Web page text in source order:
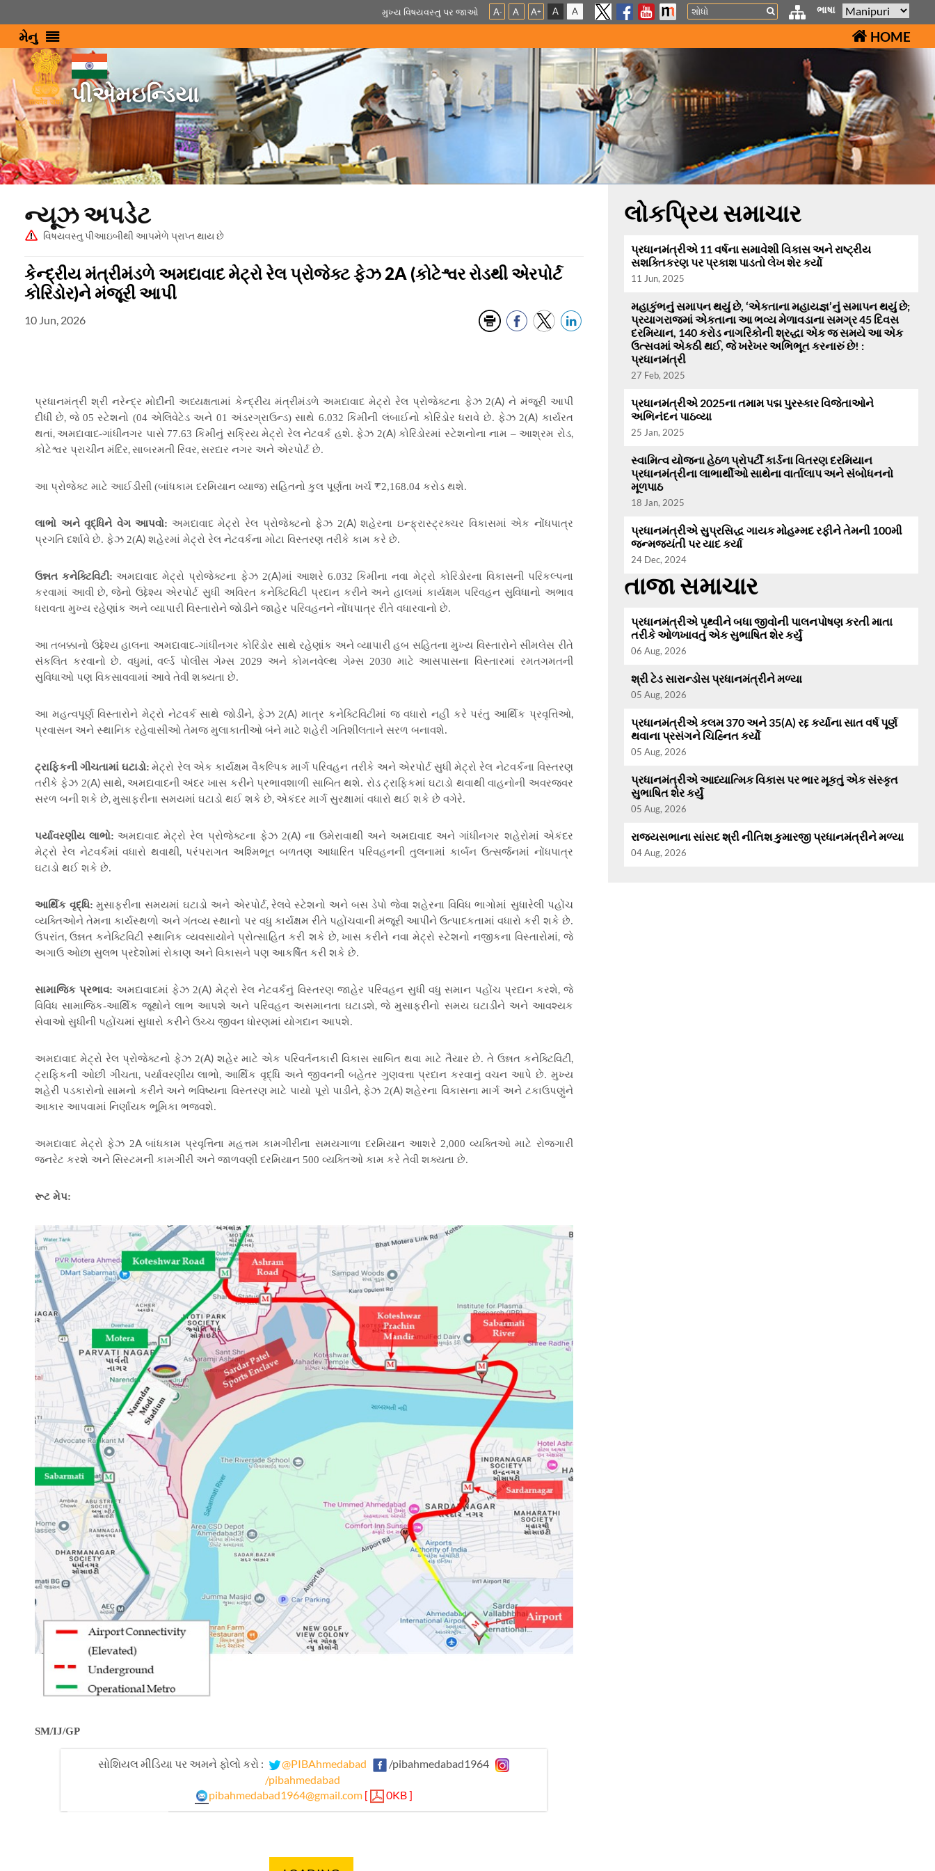
મુખ્ય વિષયવસ્તુ પર જાઓ A- A A+ A A Search ભાષા
મેનુ HOME
પીએમઇન્ડિયા
ન્યૂઝ અપડેટ
વિષયવસ્તુ પીઆઇબીથી આપમેળે પ્રાપ્ત થાય છે
કેન્દ્રીય મંત્રીમંડળે અમદાવાદ મેટ્રો રેલ પ્રોજેક્ટ ફેઝ 2A (કોટેશ્વર રોડથી એરપોર્ટ
કોરિડોર)ને મંજૂરી આપી
10 Jun, 2026
પ્રધાનમંત્રી શ્રી નરેન્દ્ર મોદીની અધ્યક્ષતામાં કેન્દ્રીય મંત્રીમંડળે અમદાવાદ મેટ્રો રેલ પ્રોજેક્ટના ફેઝ 2(A)ને મંજૂરી આપી
દીધી છે, જે 05 સ્ટેશનો (04 એલિવેટેડ અને 01 અંડરગ્રાઉન્ડ) સાથે 6.032 કિમીની લંબાઈનો કોરિડોર ધરાવે છે. ફેઝ 2(A) કાર્યરત
થતાં,અમદાવાદ-ગાંધીનગર પાસે 77.63 કિમીનું સક્રિય મેટ્રો રેલ નેટવર્ક હશે. ફેઝ 2(A)કોરિડોરમાં સ્ટેશનોના નામ – આશ્રમ રોડ,
કોટેશ્વર પ્રાચીન મંદિર,સાબરમતી રિવર,સરદાર નગર અને એરપોર્ટ છે.
આ પ્રોજેક્ટ માટે આઈડીસી (બાંધકામ દરમિયાન વ્યાજ) સહિતનો કુલ પૂર્ણતા ખર્ચ ₹2,168.04 કરોડ થશે.
લાભો અને વૃદ્ધિને વેગ આપવો: અમદાવાદ મેટ્રો રેલ પ્રોજેક્ટનો ફેઝ 2(A)શહેરના ઇન્ફ્રાસ્ટ્રક્ચર વિકાસમાં એક નોંધપાત્ર
પ્રગતિ દર્શાવે છે. ફેઝ 2(A) શહેરમાં મેટ્રો રેલ નેટવર્કના મોટા વિસ્તરણ તરીકે કામ કરે છે.
ઉન્નત કનેક્ટિવિટી: અમદાવાદ મેટ્રો પ્રોજેક્ટના ફેઝ 2(A)માં આશરે 6.032 કિમીના નવા મેટ્રો કોરિડોરના વિકાસની પરિકલ્પના
કરવામાં આવી છે, જેનો ઉદ્દેશ્ય એરપોર્ટ સુધી અવિરત કનેક્ટિવિટી પ્રદાન કરીને અને હાલમાં કાર્યક્ષમ પરિવહન સુવિધાનો અભાવ
ધરાવતા મુખ્ય રહેણાંક અને વ્યાપારી વિસ્તારોને જોડીને જાહેર પરિવહનને નોંધપાત્ર રીતે વધારવાનો છે.
આ તબક્કાનો ઉદ્દેશ્ય હાલના અમદાવાદ-ગાંધીનગર કોરિડોર સાથે રહેણાંક અને વ્યાપારી હબ સહિતના મુખ્ય વિસ્તારોને સીમલેસ રીતે
સંકલિત કરવાનો છે. વધુમાં, વર્લ્ડ પોલીસ ગેમ્સ 2029 અને કોમનવેલ્થ ગેમ્સ 2030 માટે આસપાસના વિસ્તારમાં રમતગમતની
સુવિધાઓ પણ વિકસાવવામાં આવે તેવી શક્યતા છે.
આ મહત્વપૂર્ણ વિસ્તારોને મેટ્રો નેટવર્ક સાથે જોડીને, ફેઝ 2(A)માત્ર કનેક્ટિવિટીમાં જ વધારો નહીં કરે પરંતુ આર્થિક પ્રવૃત્તિઓ,
પ્રવાસન અને સ્થાનિક રહેવાસીઓ તેમજ મુલાકાતીઓ બંને માટે શહેરી ગતિશીલતાને સરળ બનાવશે.
ટ્રાફિકની ગીચતામાં ઘટાડો: મેટ્રો રેલ એક કાર્યક્ષમ વૈકલ્પિક માર્ગ પરિવહન તરીકે અને એરપોર્ટ સુધી મેટ્રો રેલ નેટવર્કના વિસ્તરણ
તરીકે ફેઝ 2(A)સાથે, અમદાવાદની અંદર ખાસ કરીને પ્રભાવશાળી સાબિત થશે. રોડ ટ્રાફિકમાં ઘટાડો થવાથી વાહનોની અવરજવર
સરળ બની શકે છે,મુસાફરીના સમયમાં ઘટાડો થઈ શકે છે,એકંદર માર્ગ સુરક્ષામાં વધારો થઈ શકે છે વગેરે.
પર્યાવરણીય લાભો: અમદાવાદ મેટ્રો રેલ પ્રોજેક્ટના ફેઝ 2(A) ના ઉમેરાવાથી અને અમદાવાદ અને ગાંધીનગર શહેરોમાં એકંદર
મેટ્રો રેલ નેટવર્કમાં વધારો થવાથી, પરંપરાગત અશ્મિભૂત બળતણ આધારિત પરિવહનની તુલનામાં કાર્બન ઉત્સર્જનમાં નોંધપાત્ર
ઘટાડો થઈ શકે છે.
આર્થિક વૃદ્ધિ: મુસાફરીના સમયમાં ઘટાડો અને એરપોર્ટ, રેલવે સ્ટેશનો અને બસ ડેપો જેવા શહેરના વિવિધ ભાગોમાં સુધારેલી પહોંચ
વ્યક્તિઓને તેમના કાર્યસ્થળો અને ગંતવ્ય સ્થાનો પર વધુ કાર્યક્ષમ રીતે પહોંચવાની મંજૂરી આપીને ઉત્પાદકતામાં વધારો કરી શકે છે.
ઉપરાંત,ઉન્નત કનેક્ટિવિટી સ્થાનિક વ્યવસાયોને પ્રોત્સાહિત કરી શકે છે,ખાસ કરીને નવા મેટ્રો સ્ટેશનો નજીકના વિસ્તારોમાં, જે
અગાઉ ઓછા સુલભ પ્રદેશોમાં રોકાણ અને વિકાસને પણ આકર્ષિત કરી શકે છે.
સામાજિક પ્રભાવ: અમદાવાદમાં ફેઝ 2(A) મેટ્રો રેલ નેટવર્કનું વિસ્તરણ જાહેર પરિવહન સુધી વધુ સમાન પહોંચ પ્રદાન કરશે, જે
વિવિધ સામાજિક-આર્થિક જૂથોને લાભ આપશે અને પરિવહન અસમાનતા ઘટાડશે,જે મુસાફરીનો સમય ઘટાડીને અને આવશ્યક
સેવાઓ સુધીની પહોંચમાં સુધારો કરીને ઉચ્ચ જીવન ધોરણમાં યોગદાન આપશે.
અમદાવાદ મેટ્રો રેલ પ્રોજેક્ટનો ફેઝ 2(A) શહેર માટે એક પરિવર્તનકારી વિકાસ સાબિત થવા માટે તૈયાર છે. તે ઉન્નત કનેક્ટિવિટી,
ટ્રાફિકની ઓછી ગીચતા, પર્યાવરણીય લાભો,આર્થિક વૃદ્ધિ અને જીવનની બહેતર ગુણવત્તા પ્રદાન કરવાનું વચન આપે છે. મુખ્ય
શહેરી પડકારોનો સામનો કરીને અને ભવિષ્યના વિસ્તરણ માટે પાયો પૂરો પાડીને, ફેઝ 2(A)શહેરના વિકાસના માર્ગ અને ટકાઉપણુંને
આકાર આપવામાં નિર્ણાયક ભૂમિકા ભજવશે.
અમદાવાદ મેટ્રો ફેઝ 2A બાંધકામ પ્રવૃત્તિના મહત્તમ કામગીરીના સમયગાળા દરમિયાન આશરે 2,000 વ્યક્તિઓ માટે રોજગારી
જનરેટ કરશે અને સિસ્ટમની કામગીરી અને જાળવણી દરમિયાન 500 વ્યક્તિઓ કામ કરે તેવી શક્યતા છે.
રૂટ મેપ:
SM/IJ/GP
સોશિયલ મીડિયા પર અમને ફોલો કરો : @PIBAhmedabad
/pibahmedabad1964
/pibahmedabad
pibahmedabad1964@gmail.com [ 0KB ]
લોકપ્રિય સમાચાર
પ્રધાનમંત્રીએ 11 વર્ષના સમાવેશી વિકાસ અને રાષ્ટ્રીય
સશક્તિકરણ પર પ્રકાશ પાડતો લેખ શેર કર્યો
11 Jun, 2025
મહાકુંભનું સમાપન થયું છે, ‘એકતાના મહાયજ્ઞ’નું સમાપન થયું છે;
પ્રયાગરાજમાં એકતાના આ ભવ્ય મેળાવડાના સમગ્ર 45 દિવસ
દરમિયાન, 140 કરોડ નાગરિકોની શ્રદ્ધા એક જ સમયે આ એક
ઉત્સવમાં એકઠી થઈ, જે ખરેખર અભિભૂત કરનારું છે! :
પ્રધાનમંત્રી
27 Feb, 2025
પ્રધાનમંત્રીએ 2025ના તમામ પદ્મ પુરસ્કાર વિજેતાઓને
અભિનંદન પાઠવ્યા
25 Jan, 2025
સ્વામિત્વ યોજના હેઠળ પ્રોપર્ટી કાર્ડના વિતરણ દરમિયાન
પ્રધાનમંત્રીના લાભાર્થીઓ સાથેના વાર્તાલાપ અને સંબોધનનો
મૂળપાઠ
18 Jan, 2025
પ્રધાનમંત્રીએ સુપ્રસિદ્ધ ગાયક મોહમ્મદ રફીને તેમની 100મી
જન્મજયંતી પર યાદ કર્યા
24 Dec, 2024
તાજા સમાચાર
પ્રધાનમંત્રીએ પૃથ્વીને બધા જીવોની પાલનપોષણ કરતી માતા
તરીકે ઓળખાવતું એક સુભાષિત શેર કર્યું
06 Aug, 2026
શ્રી ટેડ સારાન્ડોસ પ્રધાનમંત્રીને મળ્યા
05 Aug, 2026
પ્રધાનમંત્રીએ કલમ 370 અને 35(A) રદ્દ કર્યાના સાત વર્ષ પૂર્ણ
થવાના પ્રસંગને ચિહ્નિત કર્યો
05 Aug, 2026
પ્રધાનમંત્રીએ આધ્યાત્મિક વિકાસ પર ભાર મૂકતું એક સંસ્કૃત
સુભાષિત શેર કર્યું
05 Aug, 2026
રાજ્યસભાના સાંસદ શ્રી નીતિશ કુમારજી પ્રધાનમંત્રીને મળ્યા
04 Aug, 2026